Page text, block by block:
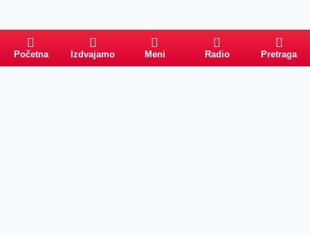
Početna Izdvajamo Meni Radio Pretraga